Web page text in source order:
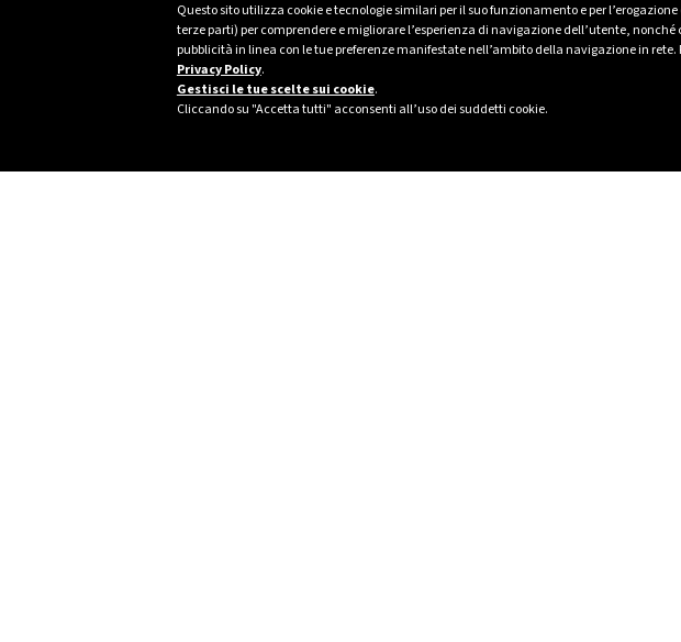
Questo sito utilizza cookie e tecnologie similari per il suo funzionamento e per
terze parti) per comprendere e migliorare l’esperienza di navigazione dell’utente,
pubblicità in linea con le tue preferenze manifestate nell’ambito della navigazione in rete.
Privacy Policy.
Gestisci le tue scelte sui cookie.
Cliccando su "Accetta tutti" acconsenti all’uso dei suddetti cookie.